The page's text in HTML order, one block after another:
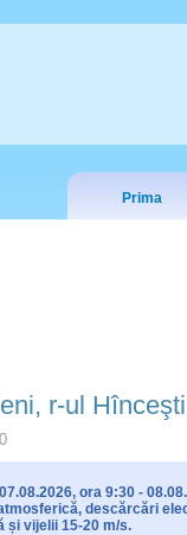
Prima
r-ul Hînceşti
ora 9:30 -
descărcări
și vijelii 15-20 m/s.